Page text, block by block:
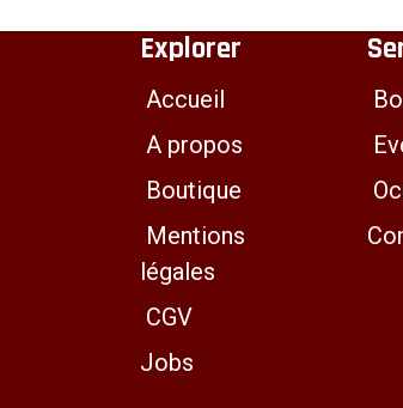
Explorer
Accueil
A propos
Boutique
Mentions
légales
CGV
Jobs